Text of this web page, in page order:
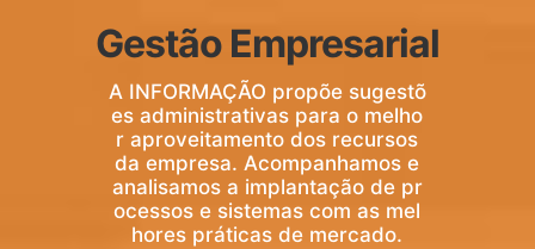
Gestão Empresarial
A INFORMAÇÃO propõe sugestõ
es administrativas para o melho
r aproveitamento dos recursos
da empresa. Acompanhamos e
analisamos a implantação de pr
ocessos e sistemas com as mel
hores práticas de mercado.